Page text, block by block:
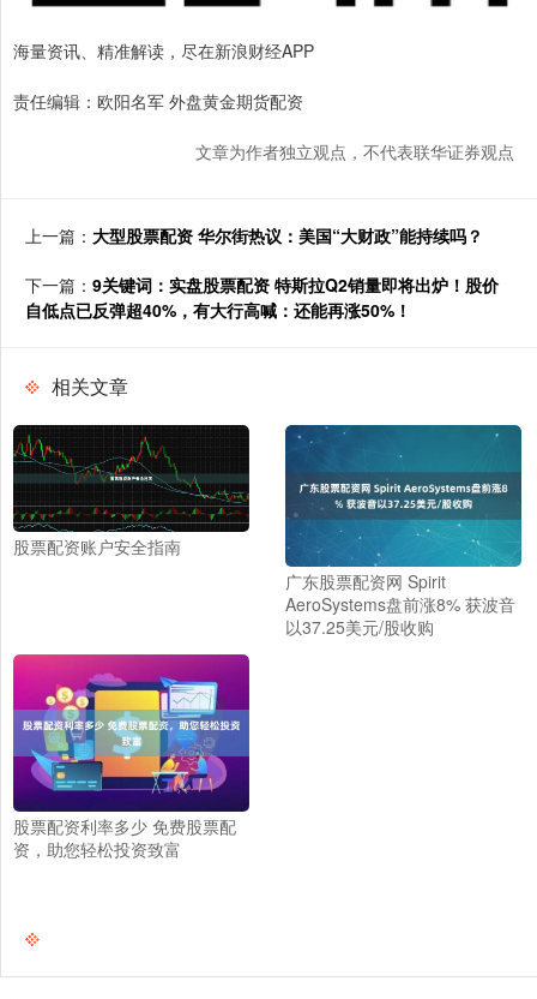
海量资讯、精准解读，尽在新浪财经APP
责任编辑：欧阳名军 外盘黄金期货配资
文章为作者独立观点，不代表联华证券观点
上一篇： 大型股票配资 华尔街热议：美国“大财政”能持续吗？
下一篇： 9关键词：实盘股票配资 特斯拉Q2销量即将出炉！股价
自低点已反弹超40%，有大行高喊：还能再涨50%！
相关文章
股票配资账户安全指南
广东股票配资网 Spirit
AeroSystems盘前涨8% 获波音
以37.25美元/股收购
股票配资利率多少 免费股票配
资，助您轻松投资致富